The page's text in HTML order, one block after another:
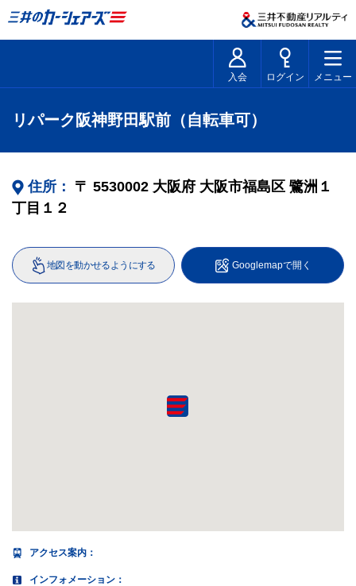
入会 ログイン メニュー
リパーク阪神野田駅前（自転車可）
住所： 〒 5530002 大阪府 大阪市福島区 鷺洲１
丁目１２
地図を動かせるようにする Googlemapで開く
アクセス案内 ：
インフォメーション：